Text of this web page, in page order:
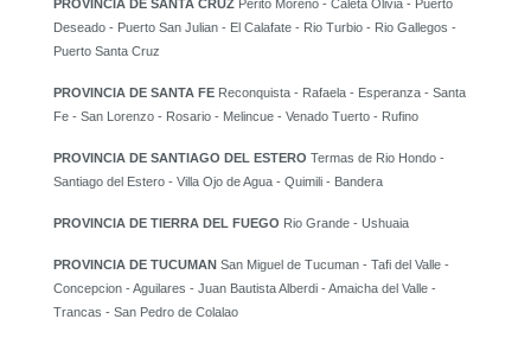
PROVINCIA DE SANTA CRUZ Perito Moreno - Caleta Olivia - Puerto
Deseado - Puerto San Julian - El Calafate - Rio Turbio - Rio Gallegos -
Puerto Santa Cruz
PROVINCIA DE SANTA FE Reconquista - Rafaela - Esperanza - Santa
Fe - San Lorenzo - Rosario - Melincue - Venado Tuerto - Rufino
PROVINCIA DE SANTIAGO DEL ESTERO Termas de Rio Hondo -
Santiago del Estero - Villa Ojo de Agua - Quimili - Bandera
PROVINCIA DE TIERRA DEL FUEGO Rio Grande - Ushuaia
PROVINCIA DE TUCUMAN San Miguel de Tucuman - Tafi del Valle -
Concepcion - Aguilares - Juan Bautista Alberdi - Amaicha del Valle -
Trancas - San Pedro de Colalao